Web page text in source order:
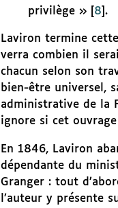
privilège »[ 8 .
Laviron termine
verra combien il
chacun selon son
bien-être universel,
administrative de la
ignore si cet
En 1846, Laviron
dépendante du
Granger : tout
l’auteur y présente